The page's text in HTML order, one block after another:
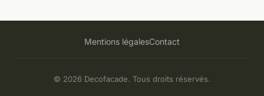
Mentions légalesContact
© 2026 Decofacade. Tous droits réservés.